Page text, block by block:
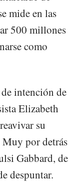
mide en las
500 millones
como
intención de
Elizabeth
su
Muy por detrás
Gabbard, de
despuntar.